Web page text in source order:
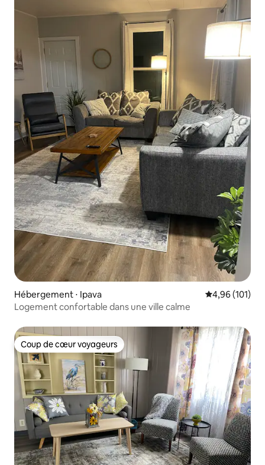
Hébergement ⋅ Ipava Évaluation
4,96 (101)
Logement confortable dans une ville calme
Coup de cœur voyageurs
Coup de cœur voyageurs